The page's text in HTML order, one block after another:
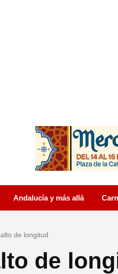
Andalucía y más allá
de longitud
de